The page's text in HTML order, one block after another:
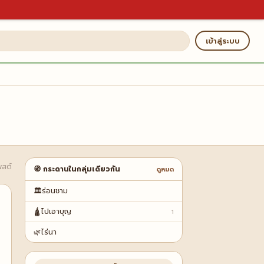
เข้าสู่ระบบ
สต์ 🧭 กระดานในกลุ่มเดียวกัน ดูหมด
🏛️ร่อนชาม
🛕ไปเอาบุญ 1
🌿ไร่นา